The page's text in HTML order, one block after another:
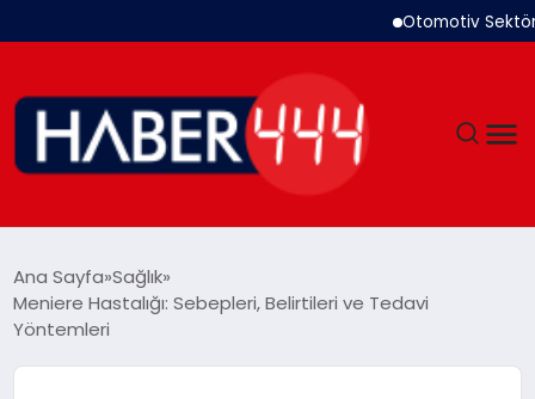
Otomotiv Sektörü
SIYASET
Ana Sayfa Sağlık
Meniere Hastalığı: Sebepleri, Belirtileri ve Tedavi
Yöntemleri